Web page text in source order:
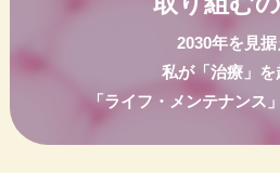
2030年を見据
私が「治療」を
「ライフ・メンテナンス